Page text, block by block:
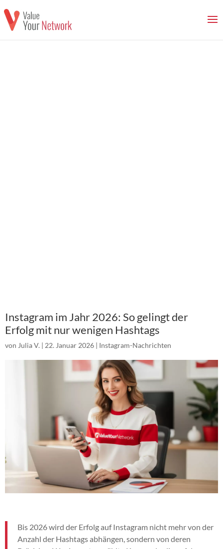
Instagram im Jahr 2026: So gelingt der
Erfolg mit nur wenigen Hashtags
von Julia V. | 22. Januar 2026 | Instagram-Nachrichten
Bis 2026 wird der Erfolg auf Instagram nicht mehr von der
Anzahl der Hashtags abhängen, sondern von deren